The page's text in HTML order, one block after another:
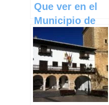
Que ver en el
Municipio de
Robledo del
Mazo en
Castilla La
Mancha